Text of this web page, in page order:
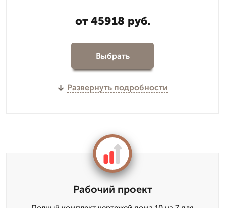
от 45918 руб.
Выбрать
Развернуть подробности
Рабочий проект